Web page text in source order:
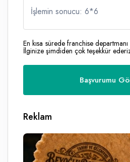
İşlemin sonucu: 6*6
En kısa sürede franchise departmanı
İlginize şimdiden çok teşekkür
Reklam